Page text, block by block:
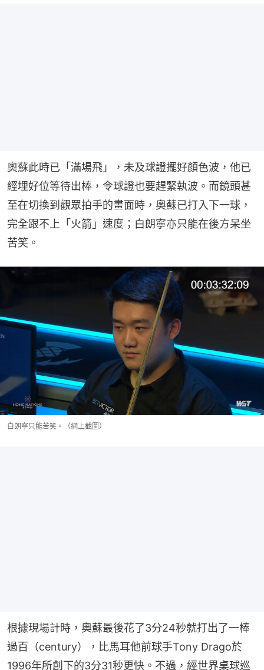
奧蘇此時已「滿場飛」，未及球證擺好顏色波，他已
經埋好位等待出棒，令球證也要趕緊執波。而鏡頭甚
至在切換到觀眾拍手的畫面時，奧蘇已打入下一球，
完全跟不上「火箭」速度；白朗寧亦只能在後方呆坐
苦笑。
白朗寧只能苦笑。（網上截圖）
根據現場計時，奧蘇最後花了3分24秒就打出了一棒
過百（century），比馬耳他前球手Tony Drago於
1996年所創下的3分31秒更快。不過，經世界桌球巡